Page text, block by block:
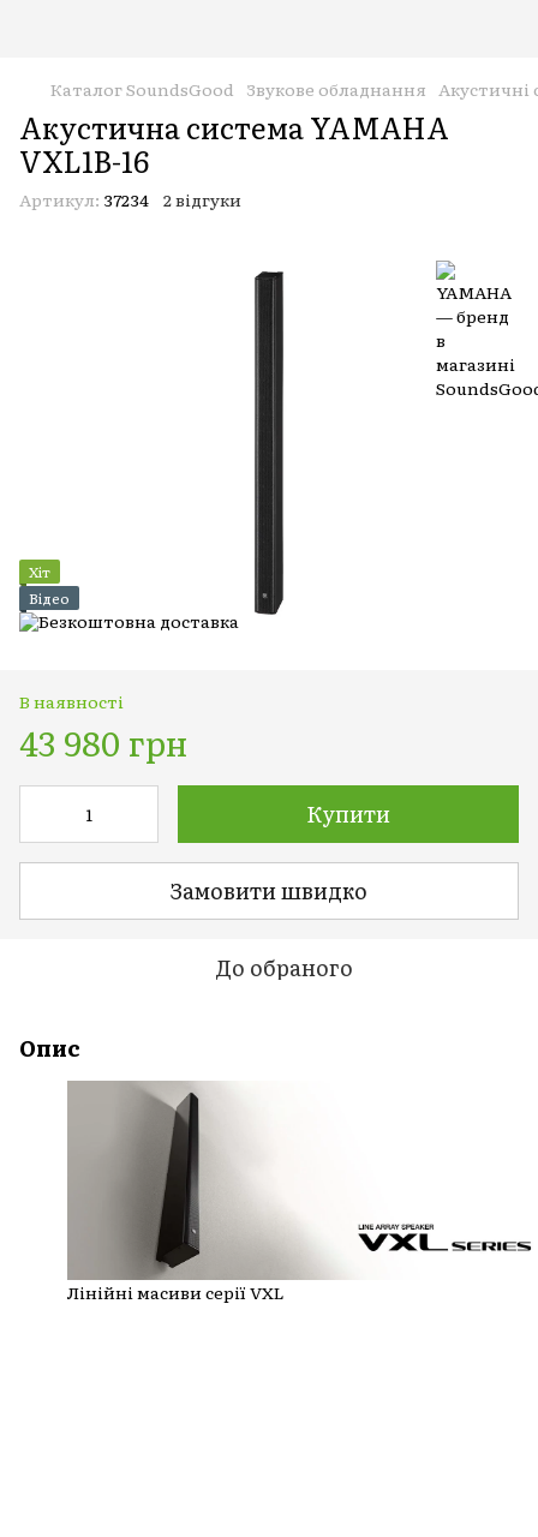
Каталог SoundsGood Звукове обладнання Акустичні
Акустична система YAMAHA
VXL1B-16
Артикул: 37234 2 відгуки
Хіт
Відео
В наявності
43 980 грн
Купити
Замовити швидко
До обраного
Опис
Лінійні масиви серії VXL